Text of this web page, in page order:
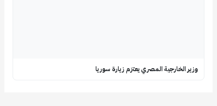
وزير الخارجية المصري يعتزم زيارة سوريا